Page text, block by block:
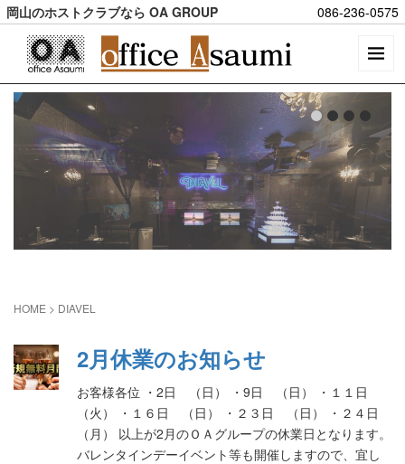
岡山のホストクラブなら OA GROUP 086-236-0575
HOME > DIAVEL
2月休業のお知らせ
お客様各位 ・2日 （日） ・9日 （日） ・１１日
（火） ・１６日 （日） ・２３日 （日） ・２４日
（月） 以上が2月のＯＡグループの休業日となります。
バレンタインデーイベント等も開催しますので、宜し